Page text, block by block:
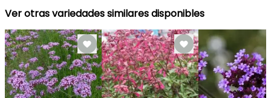
Ver otras variedades similares disponibles